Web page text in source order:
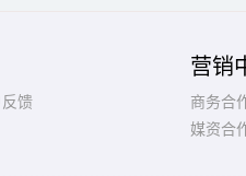
馈
营销
商务合
媒资合